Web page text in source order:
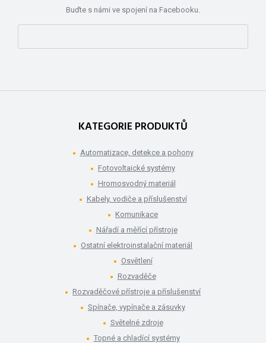
Buďte s námi ve spojení na Facebooku.
KATEGORIE PRODUKTŮ
Automatizace, detekce a pohony
Fotovoltaické systémy
Hromosvodný materiál
Kabely, vodiče a příslušenství
Komunikace
Nářadí a měřící přístroje
Ostatní elektroinstalační materiál
Osvětlení
Rozvaděče
Rozvaděčové přístroje a příslušenství
Spínače, vypínače a zásuvky
Světelné zdroje
Topné a chladící systémy